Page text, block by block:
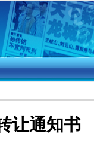
让通知书